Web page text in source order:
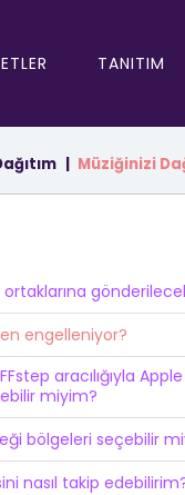
TANITIM
Müziğinizi
engelleniyor?
aracılığıyla Apple
miyim?
bölgeleri seçebilir
nasıl takip